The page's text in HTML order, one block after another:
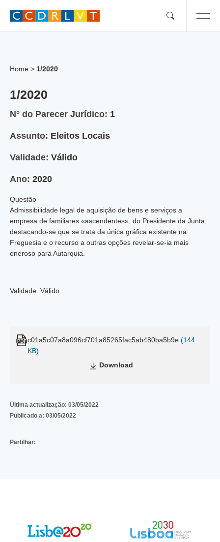
Home > 1/2020
1/2020
N° do Parecer Jurídico: 1
Assunto: Eleitos Locais
Validade: Válido
Ano: 2020
Questão
Admissibilidade legal de aquisição de bens e serviços a
empresa de familiares «ascendentes», do Presidente da Junta,
destacando-se que se trata da única gráfica existente na
Freguesia e o recurso a outras opções revelar-se-ia mais
oneroso para Autarquia.
Validade: Válido
c01a5c07a8a096cf701a85265fac5ab480ba5b9e (144
KB)
Download
Última actualização: 03/05/2022
Publicado a: 03/05/2022
Partilhar: